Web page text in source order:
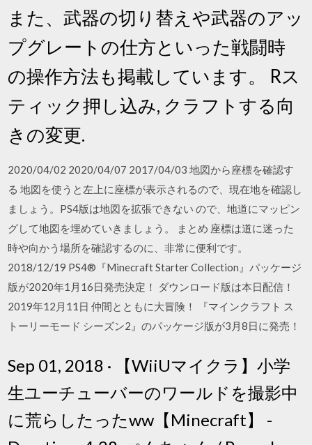
また、武器の切り替えや武器のアッ
プグレートの仕方といった戦闘時
の操作方法も掲載しています。 Rス
ティック押し込み, クラフトする向
きの変更.
2020/04/02 2020/04/07 2017/04/03 地図から座標を確認す
る 地図を使うと左上に座標が表示されるので、現在地を確認し
ましょう。PS4版は地図を拡張できない ので、地道にマッピン
グして地図を埋めていきましょう。 まとめ 座標は道に迷った
時や向かう場所を確認するのに、非常に便利です。
2018/12/19 PS4®『Minecraft Starter Collection』パッケージ
版が2020年1月16日発売決定！ ダウンロード版は本日配信！
2019年12月11日 仲間とともに大冒険！ 『マインクラフト ス
トーリーモード シーズン2』のパッケージ版が3月8日に発売！
Sep 01, 2018 · 【WiiUマイクラ】小学
生ユーチューバーのワールドを撮影中
に荒らしたったww【Minecraft】 -